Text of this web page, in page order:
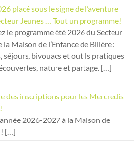
placé sous le signe de l’aventure
Jeunes … Tout un programme!
le programme été 2026 du Secteur
la Maison de l’Enfance de Billère :
séjours, bivouacs et outils pratiques
nature et partage. […]
des inscriptions pour les Mercredis
2026-2027 à la Maison de
[…]